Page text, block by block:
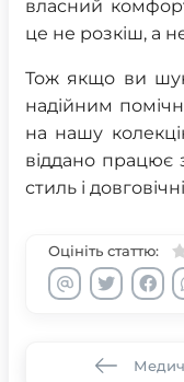
власний
це не розкіш, а
Тож якщо ви
надійним
на нашу
віддано працює
стиль і
Оцініть статтю: